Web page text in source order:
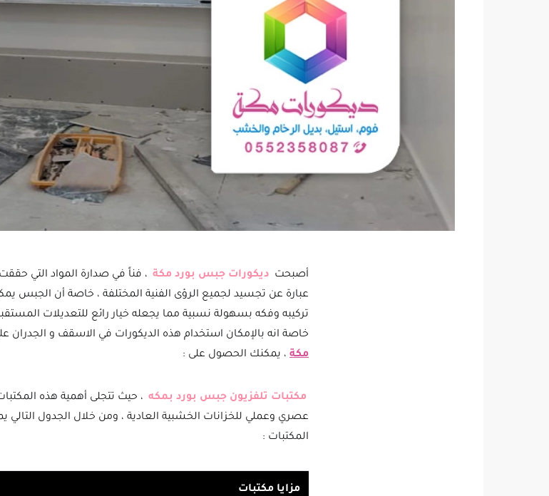
أصبحت ديكورات جبس بورد مكة ، فناً في صدارة المواد التي
عبارة عن تجسيد لجميع الرؤى الفنية المختلفة ، خاصة أن
تركيبه وفكه بسهولة نسبية مما يجعله خيار رائع للتعديلات
خاصة انه بالإمكان استخدام هذه الديكورات في الاسقف و
مكة ، يمكنك الحصول على :
مكتبات تلفزيون جبس بورد بمكه ، حيث تتجلى أهمية هذه
عصري وعملي للخزانات الخشبية العادية ، ومن خلال الجدول التالي
المكتبات :
مزايا مكتبات